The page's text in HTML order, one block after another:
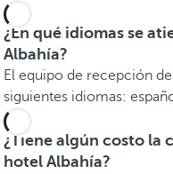
¿En qué idiomas se
Albahía?
El equipo de recepción
siguientes idiomas:
¿Tiene algún costo la
hotel Albahía?